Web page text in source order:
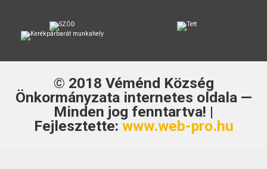
© 2018 Véménd Község
Önkormányzatainternetes oldala —
Minden jog fenntartva! |
Fejlesztette: www.web-pro.hu